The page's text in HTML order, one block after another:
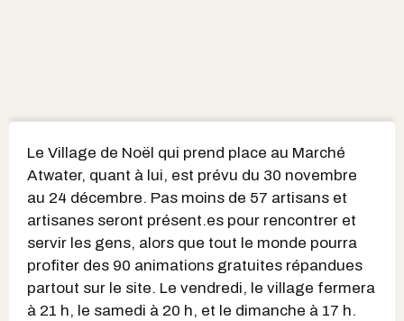
Le Village de Noël qui prend place au Marché
Atwater, quant à lui, est prévu du 30 novembre
au 24 décembre. Pas moins de 57 artisans et
artisanes seront présent.es pour rencontrer et
servir les gens, alors que tout le monde pourra
profiter des 90 animations gratuites répandues
partout sur le site. Le vendredi, le village fermera
à 21 h, le samedi à 20 h, et le dimanche à 17 h.